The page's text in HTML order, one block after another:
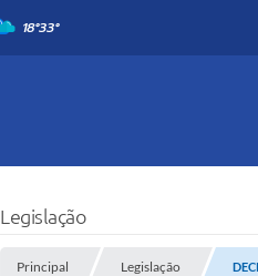
18°33°
Legislação
Principal Legislação